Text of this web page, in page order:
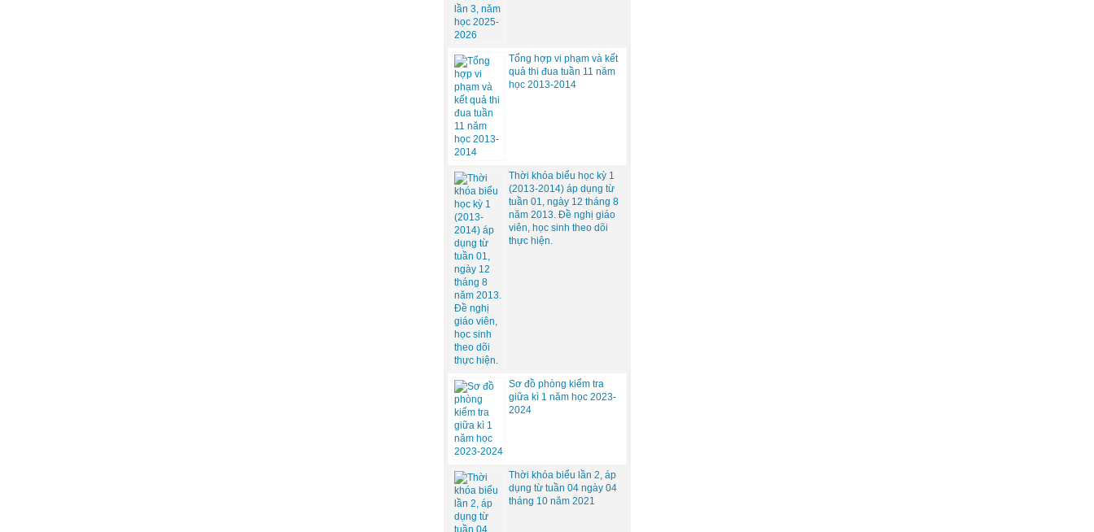
Tổng hợp vi phạm và kết
quả thi đua tuần 11 năm
học 2013-2014
Thời khóa biểu học kỳ 1
(2013-2014) áp dụng từ
tuần 01, ngày 12 tháng 8
năm 2013. Đề nghị giáo
viên, học sinh theo dõi
thực hiện.
Sơ đồ phòng kiểm tra
giữa kì 1 năm học 2023-
2024
Thời khóa biểu lần 2, áp
dụng từ tuần 04 ngày 04
tháng 10 năm 2021